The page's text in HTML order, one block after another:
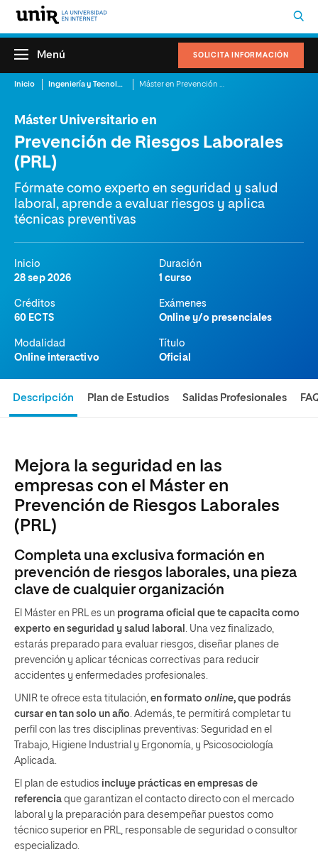
SOLICITA INFORMACIÓN
Menú
Inicio Ingeniería y Tecnología
Máster Universitario en
Prevención de Riesgos Laborales
(PRL)
Fórmate como experto en seguridad y salud
laboral, aprende a evaluar riesgos y aplica
técnicas preventivas
Inicio
28 sep 2026
Duración
1 curso
Créditos
60 ECTS
Exámenes
Online y/o presenciales
Modalidad
Online interactivo
Título
Oficial
Descripción Plan de Estudios Salidas Profesionales
Mejora la seguridad en las
empresas con el Máster en
Prevención de Riesgos Laborales
(PRL)
Completa una exclusiva formación en
prevención de riesgos laborales, una pieza
clave de cualquier organización
El Máster en PRL es un programa oficial que te capacita como
experto en seguridad y salud laboral . Una vez finalizado,
estarás preparado para evaluar riesgos, diseñar planes de
prevención y aplicar técnicas correctivas para reducir
accidentes y enfermedades profesionales.
UNIR te ofrece esta titulación, en formato online, que podrás
cursar en tan solo un año. Además, te permitirá completar tu
perfil con las tres disciplinas preventivas: Seguridad en el
Trabajo, Higiene Industrial y Ergonomía, y Psicosociología
Aplicada.
El plan de estudios incluye prácticas en empresas de
referencia que garantizan el contacto directo con el mercado
laboral y la preparación para desempeñar puestos como
técnico superior en PRL, responsable de seguridad o consultor
especializado.